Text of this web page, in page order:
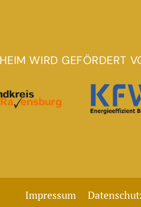
WIRD GEFÖRDERT
Impressum